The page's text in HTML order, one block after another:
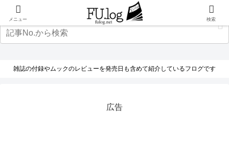
雑誌の付録やムックのレビューを発売日も含めて紹介しているフログです
広告
メニュー 検索